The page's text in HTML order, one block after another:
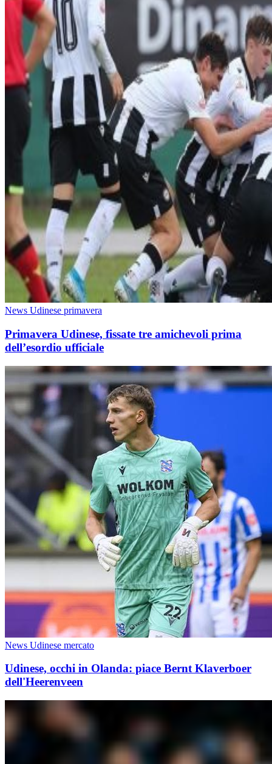
News Udinese primavera
Primavera Udinese, fissate tre amichevoli prima
dell’esordio ufficiale
News Udinese mercato
Udinese, occhi in Olanda: piace Bernt Klaverboer
dell'Heerenveen